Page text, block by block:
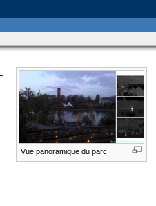
Vue panoramique du parc